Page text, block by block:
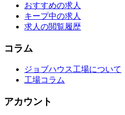
おすすめの求人
キープ中の求人
求人の閲覧履歴
コラム
ジョブハウス工場について
工場コラム
アカウント